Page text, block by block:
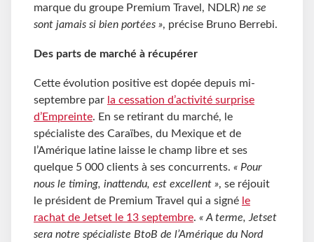
marque du groupe Premium Travel, NDLR) ne se
sont jamais si bien portées », précise Bruno Berrebi.
Des parts de marché à récupérer
Cette évolution positive est dopée depuis mi-
septembre par la cessation d’activité surprise
d’Empreinte. En se retirant du marché, le
spécialiste des Caraïbes, du Mexique et de
l’Amérique latine laisse le champ libre et ses
quelque 5 000 clients à ses concurrents. « Pour
nous le timing, inattendu, est excellent », se réjouit
le président de Premium Travel qui a signé le
rachat de Jetset le 13 septembre. « A terme, Jetset
sera notre spécialiste BtoB de l’Amérique du Nord